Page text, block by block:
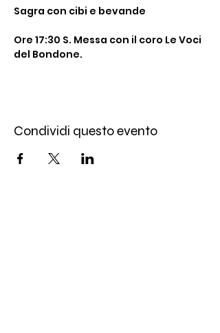
Sagra con cibi e bevande
Ore 17:30 S. Messa con il coro Le Voci
del Bondone.
Condividi questo evento